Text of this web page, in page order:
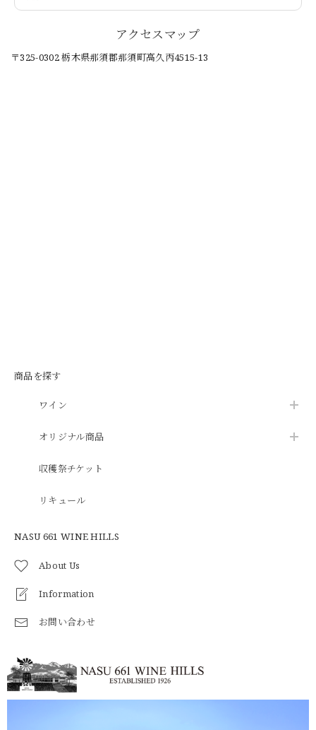
商品を探す
ワイン
オリジナル商品
収穫祭チケット
リキュール
NASU 661 WINE HILLS
About Us
Information
お問い合わせ
アクセスマップ
〒325-0302 栃木県那須郡那須町高久丙4515-13